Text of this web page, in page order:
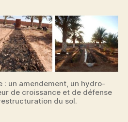
: un amendement, un hydro-
de croissance et de défense
du sol.